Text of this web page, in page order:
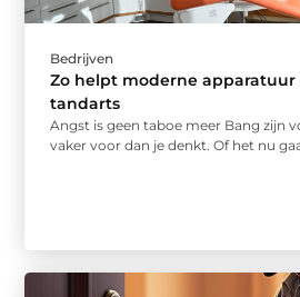
Bedrijven
Zo helpt moderne
tandarts
Angst is geen taboe meer Bang zijn
vaker voor dan je denkt. Of het nu